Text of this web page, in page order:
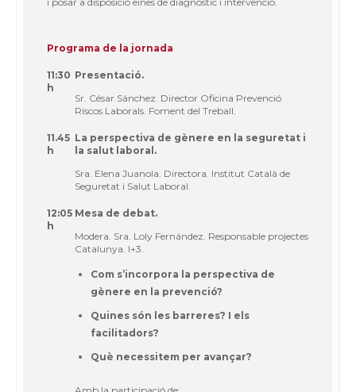
Programa de la jornada
11:30
h
Presentació.
Sr. César Sánchez. Director Oficina Prevenció
Riscos Laborals. Foment del Treball.
11.45
h
La perspectiva de gènere en la seguretat i
la salut laboral.
Sra. Elena Juanola. Directora. Institut Català de
Seguretat i Salut Laboral.
12:05
h
Mesa de debat.
Modera. Sra. Loly Fernández. Responsable projectes
Catalunya. I+3.
Com s’incorpora la perspectiva de
gènere en la prevenció?
Quines són les barreres? I els
facilitadors?
Què necessitem per avançar?